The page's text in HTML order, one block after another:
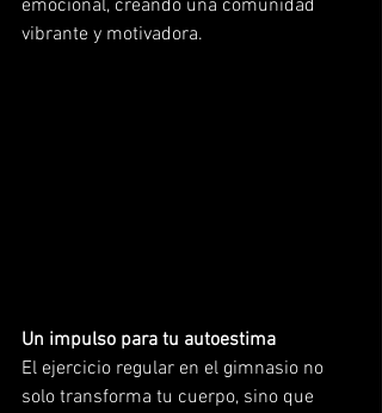
emocional, creando una comunidad
vibrante y motivadora.
Un impulso para tu autoestima
El ejercicio regular en el gimnasio no
solo transforma tu cuerpo, sino que